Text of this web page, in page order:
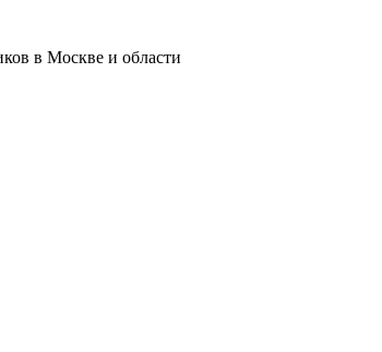
в Москве и области